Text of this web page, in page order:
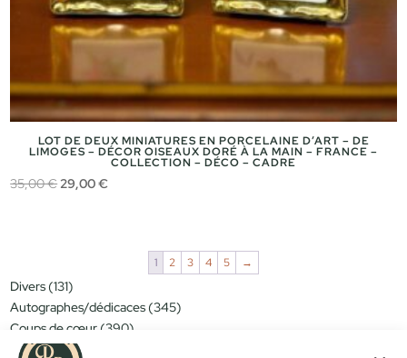
LOT DE DEUX MINIATURES EN PORCELAINE D’ART – DE
LIMOGES – DÉCOR OISEAUX DORÉ À LA MAIN – FRANCE –
COLLECTION – DÉCO – CADRE
35,00€ Le
29,00€Le
29,00 €.1 2 3 4 5 →
Divers 131131
produits
Autographes/dédicaces 345345
Coups de cœur 390390
Miniatures/jouets